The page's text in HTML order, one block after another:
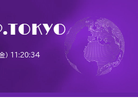
） 11:20:34